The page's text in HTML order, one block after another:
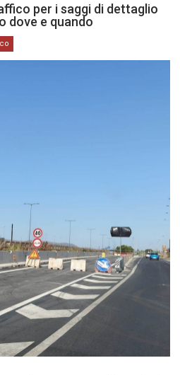
per i saggi di dettaglio
dove e quando